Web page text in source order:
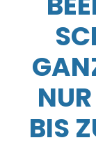
BIS